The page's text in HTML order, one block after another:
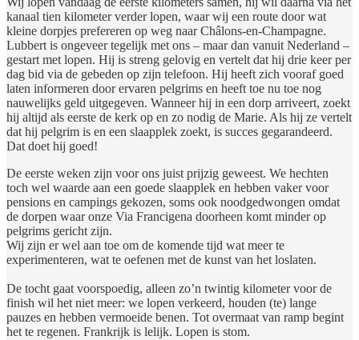
kanaal tien kilometer verder lopen, waar wij een route door wat
kleine dorpjes prefereren op weg naar Châlons-en-Champagne.
Lubbert is ongeveer tegelijk met ons – maar dan vanuit Nederland –
gestart met lopen. Hij is streng gelovig en vertelt dat hij drie keer per
dag bid via de gebeden op zijn telefoon. Hij heeft zich vooraf goed
laten informeren door ervaren pelgrims en heeft toe nu toe nog
nauwelijks geld uitgegeven. Wanneer hij in een dorp arriveert, zoekt
hij altijd als eerste de kerk op en zo nodig de Marie. Als hij ze vertelt
dat hij pelgrim is en een slaapplek zoekt, is succes gegarandeerd.
Dat doet hij goed!
De eerste weken zijn voor ons juist prijzig geweest. We hechten
toch wel waarde aan een goede slaapplek en hebben vaker voor
pensions en campings gekozen, soms ook noodgedwongen omdat
de dorpen waar onze Via Francigena doorheen komt minder op
pelgrims gericht zijn.
Wij zijn er wel aan toe om de komende tijd wat meer te
experimenteren, wat te oefenen met de kunst van het loslaten.
De tocht gaat voorspoedig, alleen zo’n twintig kilometer voor de
finish wil het niet meer: we lopen verkeerd, houden (te) lange
pauzes en hebben vermoeide benen. Tot overmaat van ramp begint
het te regenen. Frankrijk is lelijk. Lopen is stom.